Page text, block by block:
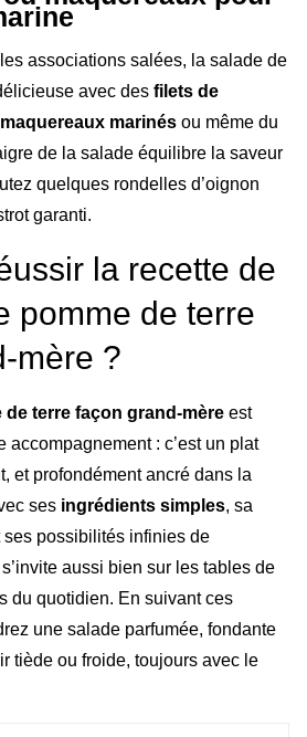
associations salées, la salade de
avec des filets de
marinés ou même du
de la salade équilibre la saveur
quelques rondelles d’oignon
garanti.
la recette de
pomme de terre
mère ?
de terre façon grand-mère est
accompagnement : c’est un plat
et profondément ancré dans la
ses ingrédients simples, sa
possibilités infinies de
aussi bien sur les tables de
du quotidien. En suivant ces
une salade parfumée, fondante
tiède ou froide, toujours avec le